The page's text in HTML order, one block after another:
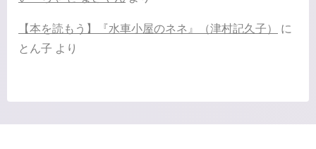
【本を読もう】『水車小屋のネネ』（津村記久子）
に
とん子 より